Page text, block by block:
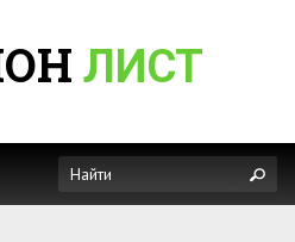
ЛИСТ